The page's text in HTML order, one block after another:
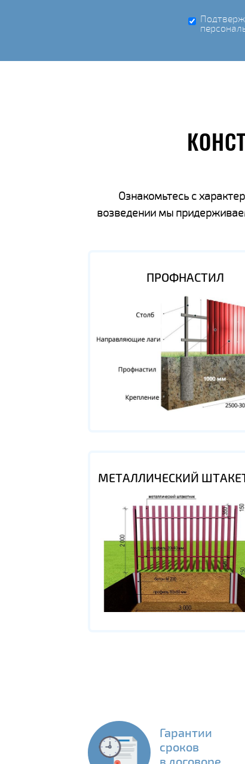
Ознакомьтесь с
возведении мы
ПРОФНАСТИЛ
МЕТАЛЛИЧЕСКИЙ
Гарантии
сроков